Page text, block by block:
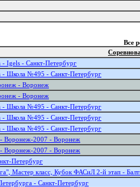
Все
- Igels - Санкт-Петербург
- Школа №495 - Санкт-Петербург
- Воронеж
- Воронеж
- Школа №495 - Санкт-Петербург
- Школа №495 - Санкт-Петербург
- Школа №495 - Санкт-Петербург
- Воронеж-2007 - Воронеж
- Воронеж-2007 - Воронеж
Петербург
Мастер класс, Кубок ФАСиЛ 2-й этап -
- Санкт-Петербург